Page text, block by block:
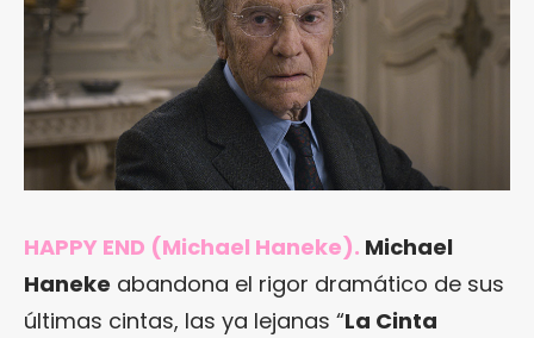
HAPPY END (Michael Haneke). Michael
Haneke abandona el rigor dramático de sus
últimas cintas, las ya lejanas “La Cinta